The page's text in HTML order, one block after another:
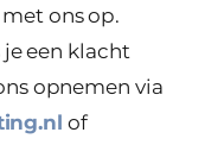
ons op.
een klacht
opnemen via
of